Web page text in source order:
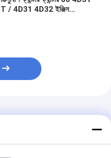
T / 4D31 4D32 ইঞ্জিন